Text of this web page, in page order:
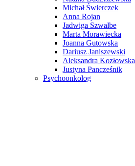
Michał Świerczek
Anna Rojan
Jadwiga Szwalbe
Marta Morawiecka
Joanna Gutowska
Dariusz Janiszewski
Aleksandra Kozłowska
Justyna Pancześnik
Psychoonkolog